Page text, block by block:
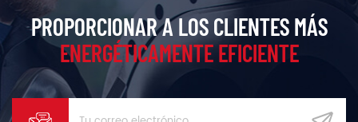
PROPORCIONAR A LOS CLIENTES MÁS
ENERGÉTICAMENTE EFICIENTE